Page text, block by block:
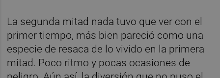
La segunda mitad nada tuvo que ver con el
primer tiempo, más bien pareció como una
especie de resaca de lo vivido en la primera
mitad. Poco ritmo y pocas ocasiones de